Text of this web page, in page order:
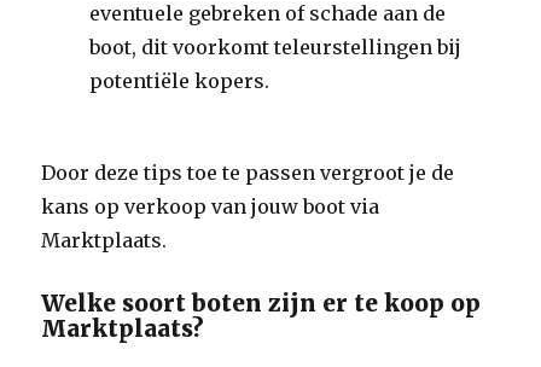
eventuele gebreken of schade aan de
boot, dit voorkomt teleurstellingen bij
potentiële kopers.
Door deze tips toe te passen vergroot je de
kans op verkoop van jouw boot via
Marktplaats.
Welke soort boten zijn er te koop op
Marktplaats?